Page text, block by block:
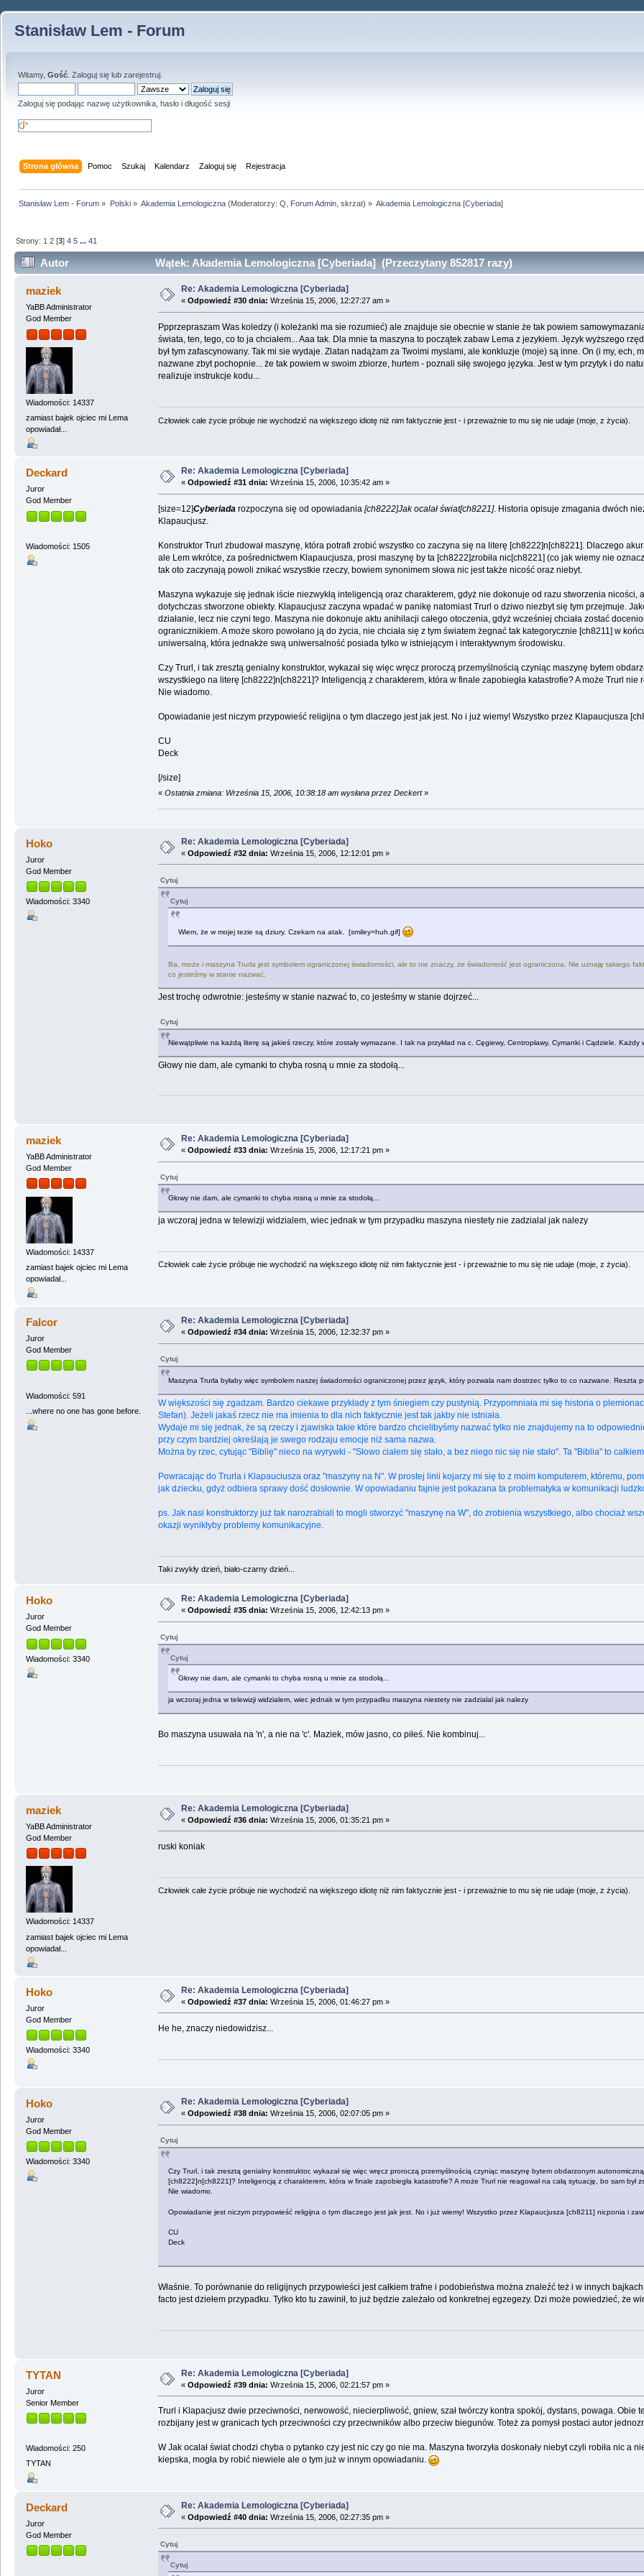
Stanisław Lem - Forum
Witamy, Gość Zaloguj się lub zarejestruj
Zaloguj się podając nazwę użytkownika, hasło i długość sesji
Strona główna Pomoc Szukaj Kalendarz Zaloguj się Rejestracja
Stanisław Lem - Forum » Polski» Akademia Lemologiczna(Moderatorzy: Q Forum Admin, skrzat) » Akademia Lemologiczna [Cyberiada]
Strony: 1 2 [3]4 5 ...41
Autor Wątek: Akademia Lemologiczna [Cyberiada] (Przeczytany 852817 razy)
maziek
YaBB Administrator
God Member
Wiadomości: 14337
zamiast bajek ojciec mi Lema
opowiadał...
Re: Akademia Lemologiczna [Cyberiada]
« Odpowiedź #30 dnia: Września 15, 2006, 12:27:27 am »
Ppprzepraszam Was koledzy (i koleżanki ma sie rozumieć) ale znajduje sie obecnie w stanie że tak powiem
świata, ten, tego, co to ja chciałem... Aaa tak. Dla mnie ta maszyna to początek zabaw Lema z jezykiem. Język wyższego
był tym zafascynowany. Tak mi sie wydaje. Zlatan nadążam za Twoimi myslami, ale konkluzje (moje) są inne. On (i my, ech,
nazwane zbyt pochopnie... że tak powiem w swoim zbiorze, hurtem - poznali siłę swojego języka. Jest w tym przytyk i do
realizuje instrukcje kodu...
Człowiek całe życie próbuje nie wychodzić na większego idiotę niż nim faktycznie jest - i przeważnie to mu się nie udaje (moje, z życia).
Deckard
Juror
God Member
Wiadomości: 1505
Re: Akademia Lemologiczna [Cyberiada]
« Odpowiedź #31 dnia: Września 15, 2006, 10:35:42 am »
[size=12]Cyberiadarozpoczyna się od opowiadania [ch8222]Jak ocalał świat[ch8221]. Historia opisuje zmagania dwóch
Klapaucjusz.
Konstruktor Trurl zbudował maszynę, która potrafi zrobić wszystko co zaczyna się na literę [ch8222]n[ch8221]. Dlaczego
ale Lem wkrótce, za pośrednictwem Klapaucjusza, prosi maszynę by ta [ch8222]zrobiła nic[ch8221] (co jak wiemy nie
tak oto zaczynają powoli znikać wszystkie rzeczy, bowiem synonimem słowa nic jest także nicość oraz niebyt.
Maszyna wykazuje się jednak iście niezwykłą inteligencją oraz charakterem, gdyż nie dokonuje od razu stworzenia
dotychczas stworzone obiekty. Klapaucjusz zaczyna wpadać w panikę natomiast Trurl o dziwo niezbyt się tym przejmuje.
działanie, lecz nie czyni tego. Maszyna nie dokonuje aktu anihilacji całego otoczenia, gdyż wcześniej chciała zostać
ogranicznikiem. A może skoro powołano ją do życia, nie chciała się z tym światem żegnać tak kategorycznie [ch8211] w
uniwersalną, która jednakże swą uniwersalność posiada tylko w istniejącym i interaktywnym środowisku.
Czy Trurl, i tak zresztą genialny konstruktor, wykazał się więc wręcz proroczą przemyślnością czyniąc maszynę bytem
wszystkiego na literę [ch8222]n[ch8221]? Inteligencją z charakterem, która w finale zapobiegła katastrofie? A może Trurl nie
Nie wiadomo.
Opowiadanie jest niczym przypowieść religijna o tym dlaczego jest jak jest. No i już wiemy! Wszystko przez Klapaucjusza
CU
Deck
[/size]
« Ostatnia zmiana: Września 15, 2006, 10:38:18 am wysłana przez Deckert»
Hoko
Juror
God Member
Wiadomości: 3340
Re: Akademia Lemologiczna [Cyberiada]
« Odpowiedź #32 dnia: Września 15, 2006, 12:12:01 pm »
Cytuj
Cytuj
Wiem, że w mojej tezie są dziury. Czekam na atak. [smiley=huh.gif]
Ba, może i maszyna Trurla jest symbolem ograniczonej świadomości, ale to nie znaczy, że świadomość jest ograniczona. Nie uznaję takiego
co jesteśmy w stanie nazwać.
Jest trochę odwrotnie: jesteśmy w stanie nazwać to, co jesteśmy w stanie dojrzeć...
Cytuj
Niewątpliwie na każdą literę są jakieś rzeczy, które zostały wymazane. I tak na przykład na c. Cęgiewy, Centropławy, Cymanki i Cądziele.
Głowy nie dam, ale cymanki to chyba rosną u mnie za stodołą...
maziek
YaBB Administrator
God Member
Wiadomości: 14337
zamiast bajek ojciec mi Lema
opowiadał...
Re: Akademia Lemologiczna [Cyberiada]
« Odpowiedź #33 dnia: Września 15, 2006, 12:17:21 pm »
Cytuj
Głowy nie dam, ale cymanki to chyba rosną u mnie za stodołą...
ja wczoraj jedna w telewizji widzialem, wiec jednak w tym przypadku maszyna niestety nie zadzialal jak nalezy
Człowiek całe życie próbuje nie wychodzić na większego idiotę niż nim faktycznie jest - i przeważnie to mu się nie udaje (moje, z życia).
Falcor
Juror
God Member
Wiadomości: 591
...where no one has gone before.
Re: Akademia Lemologiczna [Cyberiada]
« Odpowiedź #34 dnia: Września 15, 2006, 12:32:37 pm »
Cytuj
Maszyna Trurla byłaby więc symbolem naszej świadomości ograniczonej przez język, który pozwala nam dostrzec tylko to co nazwane. Reszta
W większości się zgadzam. Bardzo ciekawe przykłady z tym śniegiem czy pustynią. Przypomniała mi się historia o
Stefan). Jeżeli jakaś rzecz nie ma imienia to dla nich faktycznie jest tak jakby nie istniała.
Wydaje mi się jednak, że są rzeczy i zjawiska takie które bardzo chcielibyśmy nazwać tylko nie znajdujemy na to
przy czym bardziej określają je swego rodzaju emocje niż sama nazwa.
Można by rzec, cytując "Biblię" nieco na wyrywki - "Słowo ciałem się stało, a bez niego nic się nie stało". Ta "Biblia" to
Powracając do Trurla i Klapauciusza oraz "maszyny na N". W prostej linii kojarzy mi się to z moim komputerem, któremu,
jak dziecku, gdyż odbiera sprawy dość dosłownie. W opowiadaniu fajnie jest pokazana ta problematyka w komunikacji
ps. Jak nasi konstruktorzy już tak narozrabiali to mogli stworzyć "maszynę na W", do zrobienia wszystkiego, albo chociaż
okazji wynikłyby problemy komunikacyjne.
Taki zwykły dzień, biało-czarny dzień...
Hoko
Juror
God Member
Wiadomości: 3340
Re: Akademia Lemologiczna [Cyberiada]
« Odpowiedź #35 dnia: Września 15, 2006, 12:42:13 pm »
Cytuj
Cytuj
Głowy nie dam, ale cymanki to chyba rosną u mnie za stodołą...
ja wczoraj jedna w telewizji widzialem, wiec jednak w tym przypadku maszyna niestety nie zadzialal jak nalezy
Bo maszyna usuwała na 'n', a nie na 'c'. Maziek, mów jasno, co piłeś. Nie kombinuj...
maziek
YaBB Administrator
God Member
Wiadomości: 14337
zamiast bajek ojciec mi Lema
opowiadał...
Re: Akademia Lemologiczna [Cyberiada]
« Odpowiedź #36 dnia: Września 15, 2006, 01:35:21 pm »
ruski koniak
Człowiek całe życie próbuje nie wychodzić na większego idiotę niż nim faktycznie jest - i przeważnie to mu się nie udaje (moje, z życia).
Hoko
Juror
God Member
Wiadomości: 3340
Re: Akademia Lemologiczna [Cyberiada]
« Odpowiedź #37 dnia: Września 15, 2006, 01:46:27 pm »
He he, znaczy niedowidzisz...
Hoko
Juror
God Member
Wiadomości: 3340
Re: Akademia Lemologiczna [Cyberiada]
« Odpowiedź #38 dnia: Września 15, 2006, 02:07:05 pm »
Cytuj
Czy Trurl, i tak zresztą genialny konstruktor, wykazał się więc wręcz proroczą przemyślnością czyniąc maszynę bytem obdarzonym
[ch8222]n[ch8221]? Inteligencją z charakterem, która w finale zapobiegła katastrofie? A może Trurl nie reagował na całą sytuację, bo sam był
Nie wiadomo.
Opowiadanie jest niczym przypowieść religijna o tym dlaczego jest jak jest. No i już wiemy! Wszystko przez Klapaucjusza [ch8211] nicponia i
CU
Deck
Właśnie. To porównanie do religijnych przypowieści jest całkiem trafne i podobieństwa można znaleźć też i w innych
facto jest dziełem przypadku. Tylko kto tu zawinił, to już będzie zależało od konkretnej egzegezy. Dzi może powiedzieć, że
TYTAN
Juror
Senior Member
Wiadomości: 250
TYTAN
Re: Akademia Lemologiczna [Cyberiada]
« Odpowiedź #39 dnia: Września 15, 2006, 02:21:57 pm »
Trurl i Klapacjusz dwie przeciwności, nerwowość, niecierpliwość, gniew, szał twórczy kontra spokój, dystans, powaga. Obie
rozbijany jest w granicach tych przeciwności czy przeciwników albo przeciw biegunów. Toteż za pomysł postaci autor
W Jak ocalał świat chodzi chyba o pytanko czy jest nic czy go nie ma. Maszyna tworzyła doskonały niebyt czyli robiła nic a
kiepska, mogła by robić niewiele ale o tym już w innym opowiadaniu.
Deckard
Juror
God Member
Re: Akademia Lemologiczna [Cyberiada]
« Odpowiedź #40 dnia: Września 15, 2006, 02:27:35 pm »
Cytuj
Cytuj